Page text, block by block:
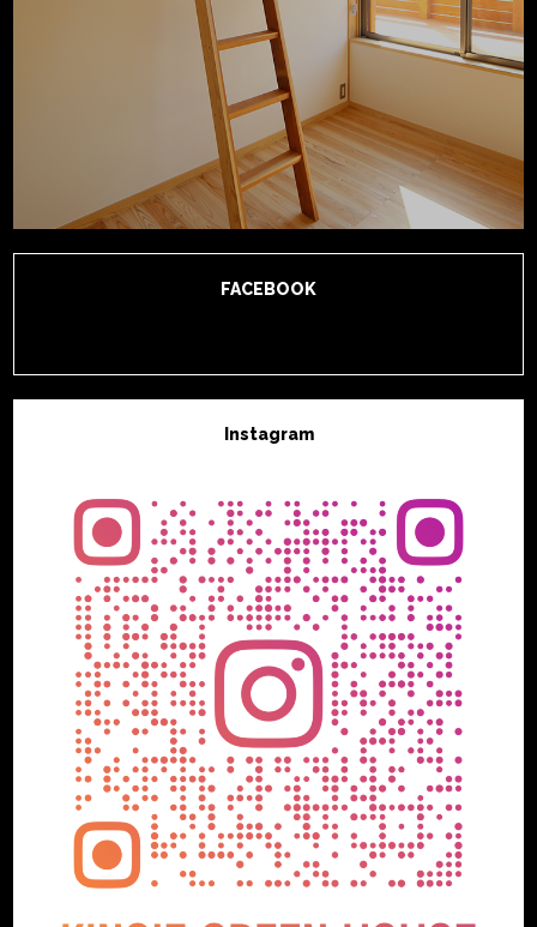
FACEBOOK
Instagram